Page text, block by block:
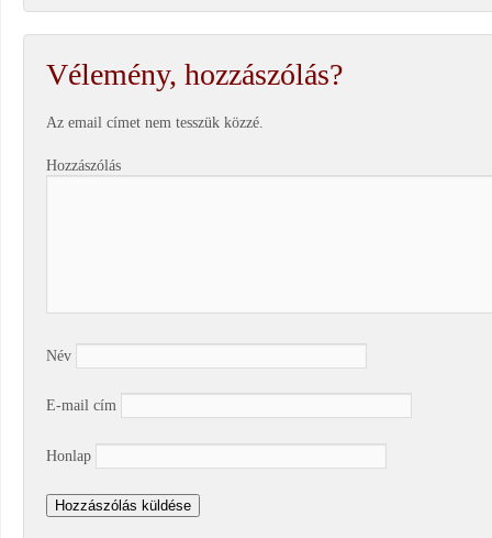
Vélemény, hozzászólás?
Az email címet nem tesszük közzé.
Hozzászólás
Név
E-mail cím
Honlap